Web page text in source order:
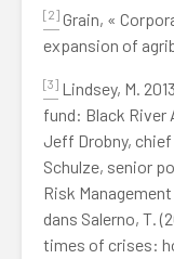
[2] Grain, «
expansion of
[3] Lindsey, M.
fund: Black River
Jeff Drobny,
Schulze, senior
Risk
dans Salerno, T.
times of crises: